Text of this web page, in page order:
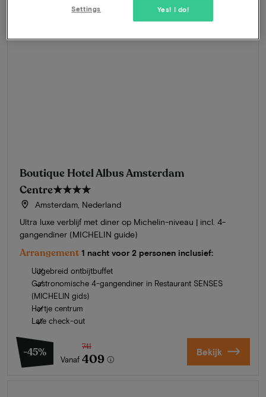
Boutique Hotel Albus Amsterdam
Centre★★★★
Amsterdam, Nederland
Ultra luxe verblijf met diner op Michelin-niveau | incl. 4-
gangendiner (MICHELIN guide)
Arrangement 1 nacht voor 2 personen inclusief:
Uitgebreid ontbijtbuffet
Gastronomische 4-gangendiner in Restaurant SENSES
(MICHELIN gids)
Hartje centrum
Late check-out
-45%
Vanaf
741
409 Bekijk
Yes! I do!
Settings